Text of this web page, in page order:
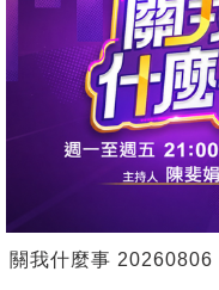
關我什麼事 20260806